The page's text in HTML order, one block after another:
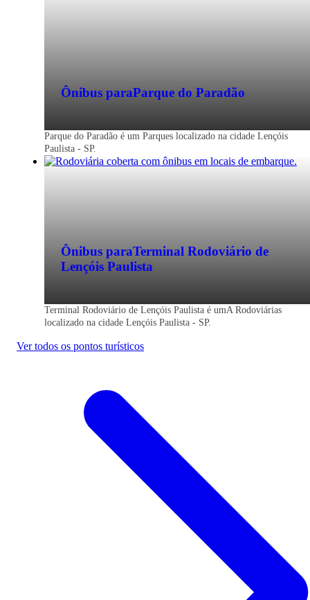
Ônibus paraParque do Paradão
Parque do Paradão é um Parques localizado na cidade Lençóis
Paulista - SP.
Ônibus paraTerminal Rodoviário de
Lençóis Paulista
Terminal Rodoviário de Lençóis Paulista é umA Rodoviárias
localizado na cidade Lençóis Paulista - SP.
Ver todos os pontos turísticos